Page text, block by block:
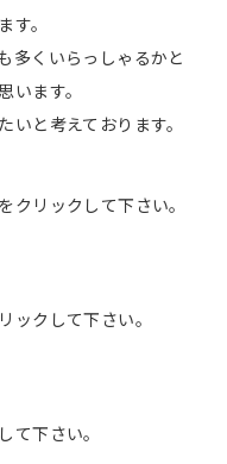
。
多くいらっしゃるかと
います。
と考えております。
をクリックして下さい。
ックして下さい。
て下さい。